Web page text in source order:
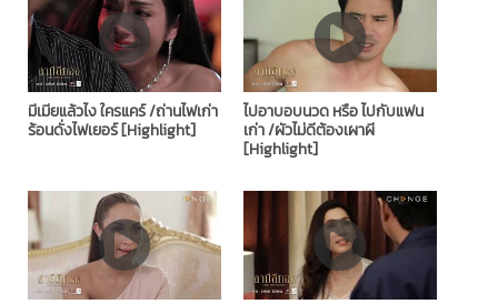
มีเมียแล้วไง ใครแคร์ /ถ่านไฟเก่า
ร้อนดั่งไฟเยอร์ [Highlight]
ไปอาบอบนวด หรือ ไปกับแฟน
เก่า /ผัวไม่ดีต้องเผาผี
[Highlight]